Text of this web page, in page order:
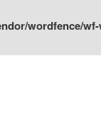
wordfence/